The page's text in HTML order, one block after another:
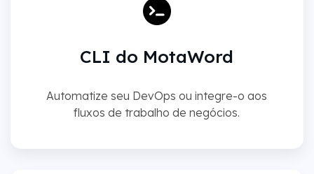
CLI do MotaWord
Automatize seu DevOps ou integre-o aos
fluxos de trabalho de negócios.